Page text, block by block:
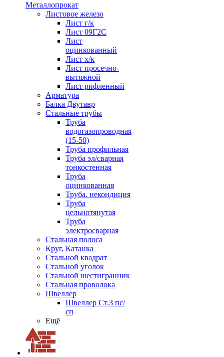
Металлопрокат
Листовое железо
Лист г/к
Лист 09Г2С
Лист
оцинкованный
Лист х/к
Лист просечно-
вытяжной
Лист рифленный
Арматура
Балка Двутавр
Стальные трубы
Труба
водогазопроводная
(15-50)
Труба профильная
Труба эл/сварная
тонкостенная
Труба
оцинкованная
Труба. некондиция
Труба
цельнотянутая
Труба
электросварная
Стальная полоса
Круг, Катанка
Стальной квадрат
Стальной уголок
Стальной шестигранник
Стальная проволока
Швеллер
Швеллер Ст.3 пс/
сп
Ещё